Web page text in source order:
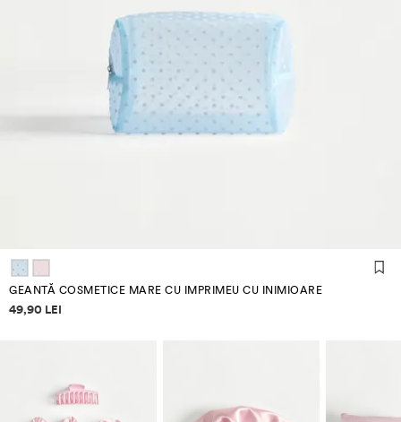
GEANTĂ COSMETICE MARE CU IMPRIMEU CU INIMIOARE
Informații despre prețuri
49,90 LEI